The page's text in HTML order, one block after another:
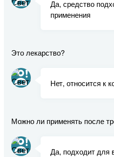
Да, средство
применения
Это лекарство?
Нет, относится к
Можно ли применять после
Да, подходит для